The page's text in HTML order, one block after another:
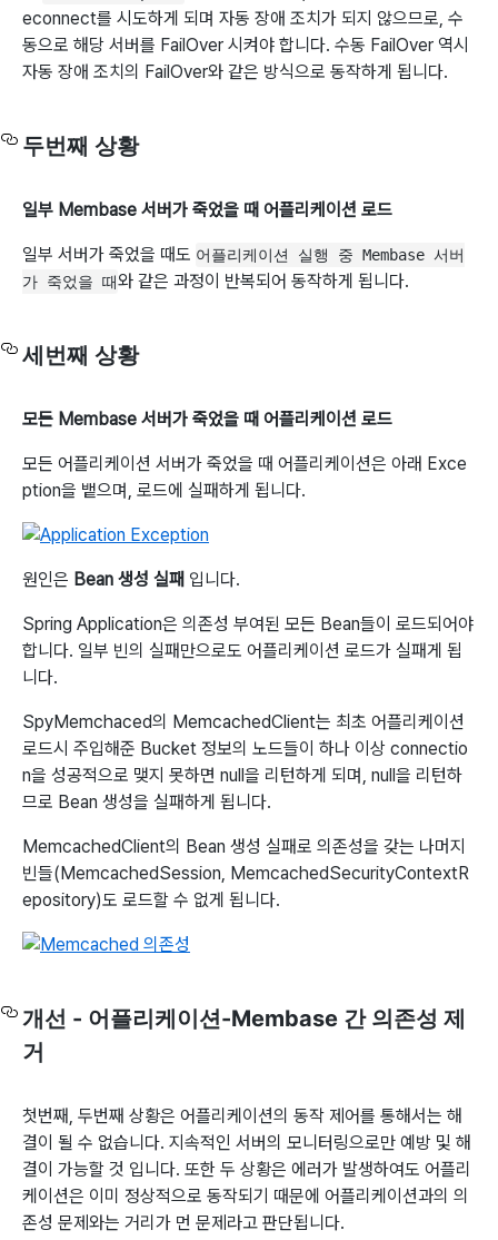
econnect를 시도하게 되며 자동 장애 조치가 되지 않으므로, 수
동으로 해당 서버를 FailOver 시켜야 합니다. 수동 FailOver 역시
자동 장애 조치의 FailOver와 같은 방식으로 동작하게 됩니다.
두번째 상황
일부 Membase 서버가 죽었을 때 어플리케이션 로드
일부 서버가 죽었을 때도 어플리케이션 실행 중 Membase 서버
가 죽었을 때와 같은 과정이 반복되어 동작하게 됩니다.
세번째 상황
모든 Membase 서버가 죽었을 때 어플리케이션 로드
모든 어플리케이션 서버가 죽었을 때 어플리케이션은 아래 Exce
ption을 뱉으며, 로드에 실패하게 됩니다.
원인은 Bean 생성 실패 입니다.
Spring Application은 의존성 부여된 모든 Bean들이 로드되어야
합니다. 일부 빈의 실패만으로도 어플리케이션 로드가 실패게 됩
니다.
SpyMemchaced의 MemcachedClient는 최초 어플리케이션
로드시 주입해준 Bucket 정보의 노드들이 하나 이상 connectio
n을 성공적으로 맺지 못하면 null을 리턴하게 되며, null을 리턴하
므로 Bean 생성을 실패하게 됩니다.
MemcachedClient의 Bean 생성 실패로 의존성을 갖는 나머지
빈들(MemcachedSession, MemcachedSecurityContextR
epository)도 로드할 수 없게 됩니다.
개선 - 어플리케이션-Membase 간 의존성 제
거
첫번째, 두번째 상황은 어플리케이션의 동작 제어를 통해서는 해
결이 될 수 없습니다. 지속적인 서버의 모니터링으로만 예방 및 해
결이 가능할 것 입니다. 또한 두 상황은 에러가 발생하여도 어플리
케이션은 이미 정상적으로 동작되기 때문에 어플리케이션과의 의
존성 문제와는 거리가 먼 문제라고 판단됩니다.